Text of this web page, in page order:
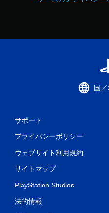
国
サポート
プライバシーポリシー
ウェブサイト利用規約
サイトマップ
PlayStation Studios
法的情報